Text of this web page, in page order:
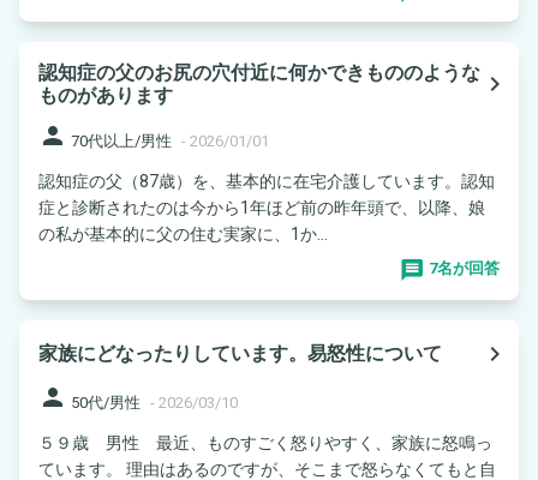
認知症の父のお尻の穴付近に何かできもののような
ものがあります
navigate_next
person 70代以上/男性 - 2026/01/01
認知症の父（87歳）を、基本的に在宅介護しています。認知
症と診断されたのは今から1年ほど前の昨年頭で、以降、娘
の私が基本的に父の住む実家に、1か...
7名が回答
家族にどなったりしています。易怒性について
navigate_next
person 50代/男性 - 2026/03/10
５９歳 男性 最近、ものすごく怒りやすく、家族に怒鳴っ
ています。 理由はあるのですが、そこまで怒らなくてもと自